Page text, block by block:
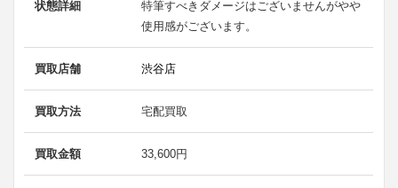
状態詳細
特筆すべきダメージはございませんがやや
使用感がございます。
買取店舗 渋谷店
買取方法 宅配買取
買取金額 33,600円